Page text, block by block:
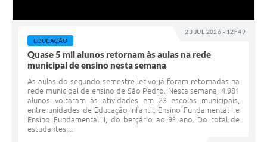
23 JUL 2026 - 12h49
EDUCAÇÃO
Quase 5 mil alunos retornam às aulas na rede
municipal de ensino nesta semana
As aulas do segundo semestre letivo já foram retomadas na
rede municipal de ensino de São Pedro. Nesta semana, 4.981
alunos voltaram às atividades em 23 escolas municipais,
entre unidades de Educação Infantil, Ensino Fundamental I e
Ensino Fundamental II, do berçário ao 9º ano. Do total de
estudantes,...